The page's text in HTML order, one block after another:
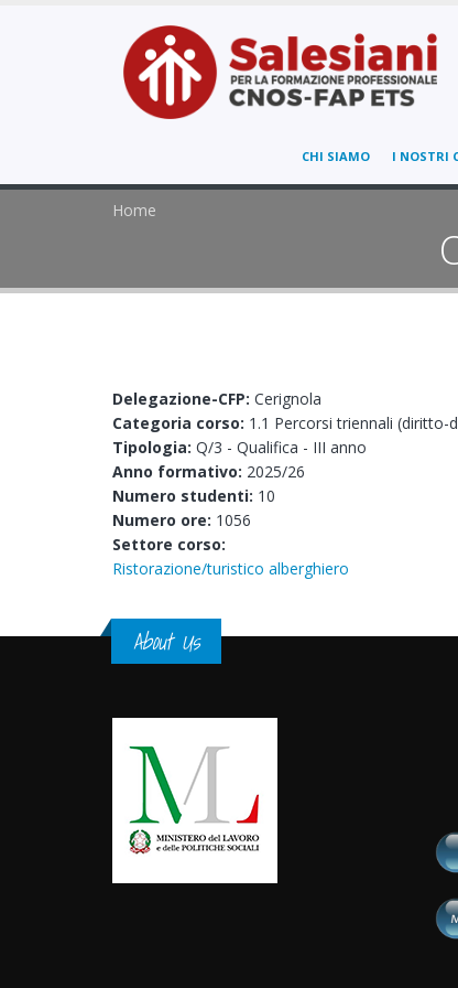
CHI SIAMO I NOSTRI
Home
Delegazione-CFP: Cerignola
Categoria corso: 1.1 Percorsi triennali (diritto-
Tipologia: Q/3 - Qualifica - III anno
Anno formativo: 2025/26
Numero studenti: 10
Numero ore: 1056
Settore corso:
Ristorazione/turistico alberghiero
About Us